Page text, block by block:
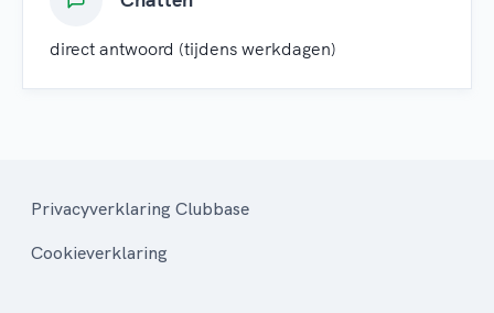
direct antwoord (tijdens werkdagen)
Privacyverklaring Clubbase
Cookieverklaring